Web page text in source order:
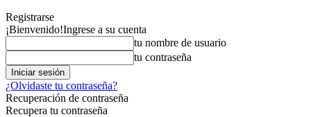
Registrarse
¡Bienvenido!Ingrese a su cuenta
tu nombre de usuario
tu contraseña
¿Olvidaste tu contraseña?
Recuperación de contraseña
Recupera tu contraseña